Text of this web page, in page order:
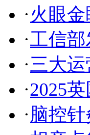
·火眼
·工信
·三大
·2025
·脑控